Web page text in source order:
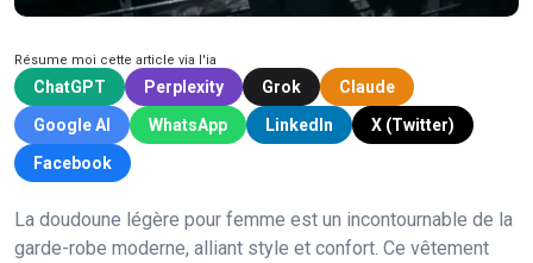
Résume moi cette article via l'ia
ChatGPT Perplexity Grok
Claude
Google AI
WhatsApp LinkedIn
X (Twitter)
Facebook
La doudoune légère pour femme est un incontournable de la
garde-robe moderne, alliant style et confort. Ce vêtement